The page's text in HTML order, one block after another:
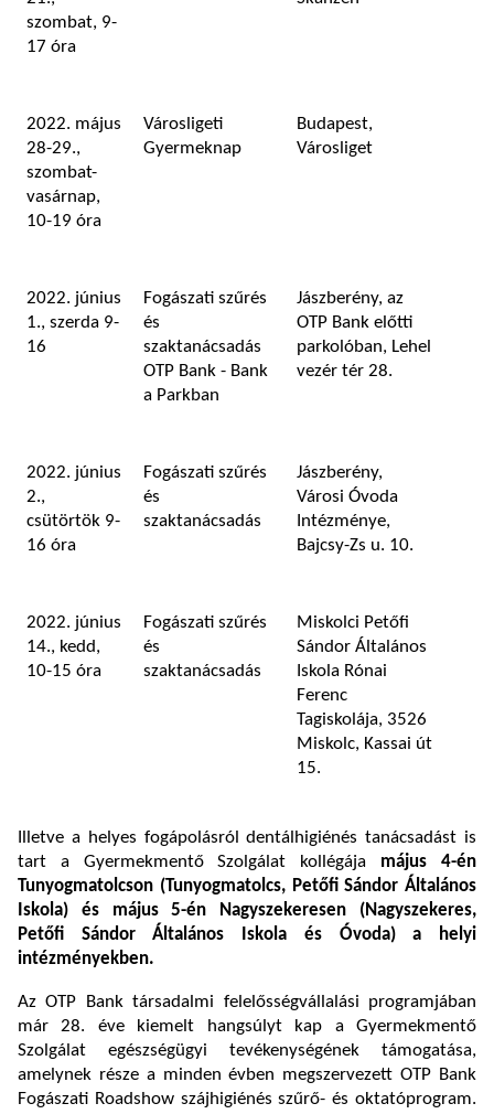
szombat, 9-
17 óra
2022. május
28-29.,
szombat-
vasárnap,
10-19 óra
Városligeti
Gyermeknap
Budapest,
Városliget
2022. június
1., szerda 9-
16
Fogászati szűrés
és
szaktanácsadás
OTP Bank - Bank
a Parkban
Jászberény, az
OTP Bank előtti
parkolóban, Lehel
vezér tér 28.
2022. június
2.,
csütörtök 9-
16 óra
Fogászati szűrés
és
szaktanácsadás
Jászberény,
Városi Óvoda
Intézménye,
Bajcsy-Zs u. 10.
2022. június
14., kedd,
10-15 óra
Fogászati szűrés
és
szaktanácsadás
Miskolci Petőfi
Sándor Általános
Iskola Rónai
Ferenc
Tagiskolája, 3526
Miskolc, Kassai út
15.
Illetve a helyes fogápolásról dentálhigiénés tanácsadást is
tart a Gyermekmentő Szolgálat kollégája május 4-én
Tunyogmatolcson (Tunyogmatolcs, Petőfi Sándor Általános
Iskola) és május 5-én Nagyszekeresen ( Nagyszekeres,
Petőfi Sándor Általános Iskola és Óvoda) a helyi
intézményekben.
Az OTP Bank társadalmi felelősségvállalási programjában
már 28. éve kiemelt hangsúlyt kap a Gyermekmentő
Szolgálat egészségügyi tevékenységének támogatása,
amelynek része a minden évben megszervezett OTP Bank
Fogászati Roadshow szájhigiénés szűrő- és oktatóprogram.